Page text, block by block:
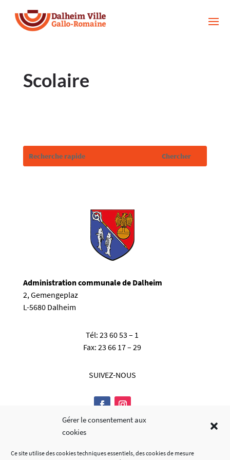
Gérer le consentement aux
cookies
Ce site utilise des cookies techniques essentiels, des cookies de mesure
Scolaire
Administration communale de Dalheim
2, Gemengeplaz
L-5680 Dalheim
Tél:23 60 53 – 1
Fax:23 66 17 – 29
SUIVEZ-NOUS